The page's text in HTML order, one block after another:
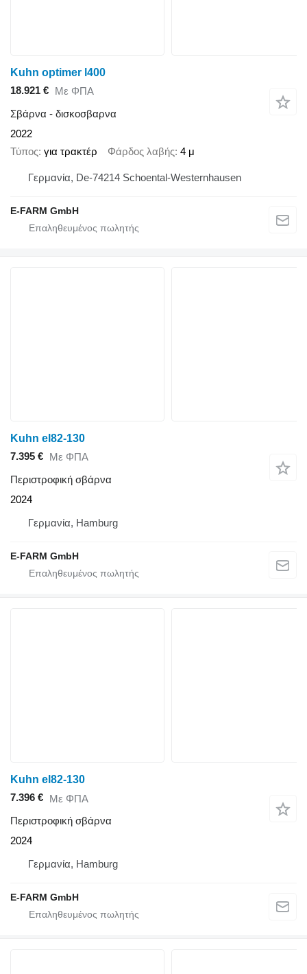
Kuhn optimer l400
18.921 € Με ΦΠΑ
Σβάρνα - δισκοσβαρνα
2022
Τύπος για τρακτέρ Φάρδος λαβής 4 μ
Γερμανία, De-74214 Schoental-Westernhausen
E-FARM GmbH
Kuhn el82-130
7.395 € Με ΦΠΑ
Περιστροφική σβάρνα
2024
Γερμανία, Hamburg
E-FARM GmbH
Kuhn el82-130
7.396 € Με ΦΠΑ
Περιστροφική σβάρνα
2024
Γερμανία, Hamburg
E-FARM GmbH